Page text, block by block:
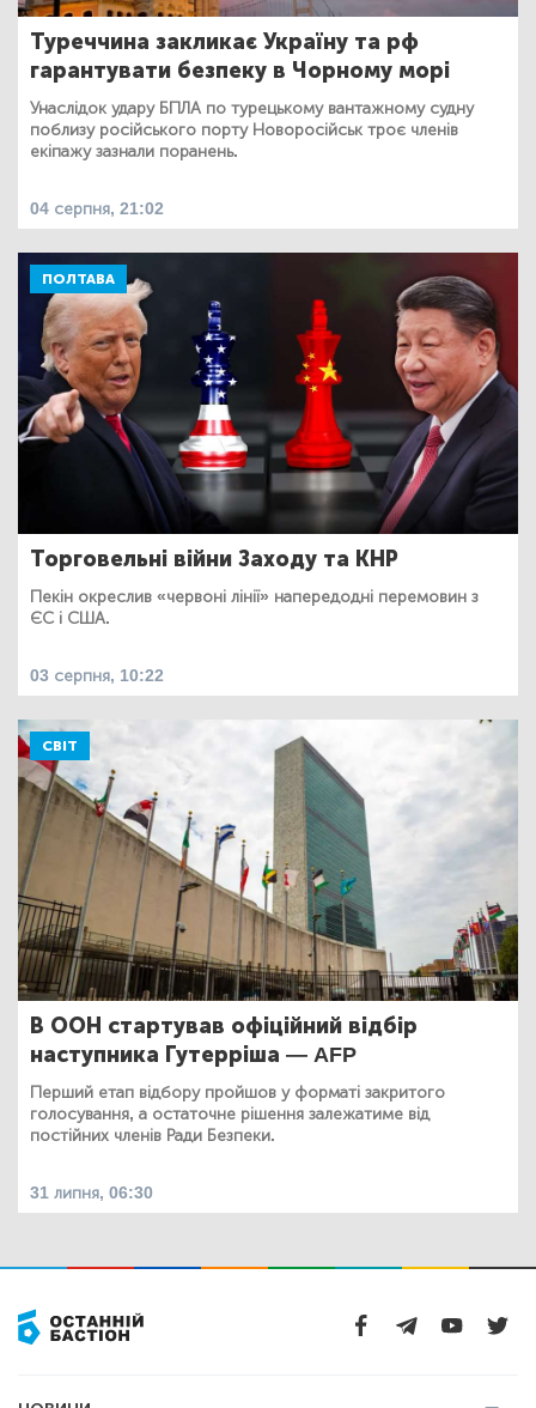
Туреччина закликає Україну та рф
гарантувати безпеку в Чорному морі
Унаслідок удару БПЛА по турецькому вантажному судну
поблизу російського порту Новоросійськ троє членів
екіпажу зазнали поранень.
04 серпня, 21:02
ПОЛТАВА
Торговельні війни Заходу та КНР
Пекін окреслив «червоні лінії» напередодні перемовин з
ЄС і США.
03 серпня, 10:22
СВІТ
В ООН стартував офіційний відбір
наступника Гутерріша — AFP
Перший етап відбору пройшов у форматі закритого
голосування, а остаточне рішення залежатиме від
постійних членів Ради Безпеки.
31 липня, 06:30